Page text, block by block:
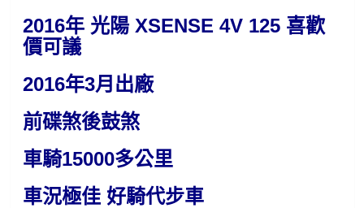
2016年 光陽 XSENSE 4V 125 喜歡
價可議
2016年3月出廠
前碟煞後鼓煞
車騎15000多公里
車況極佳 好騎代步車